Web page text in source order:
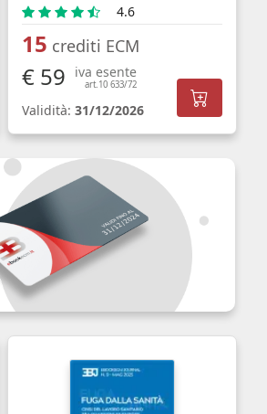
4.6
15 crediti ECM
€ 59 iva esente
art.10 633/72
Validità:31/12/2026